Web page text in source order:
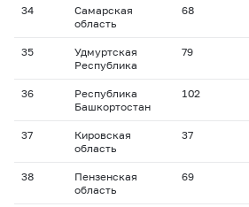
34
Самарская
область
68
35
Удмуртская
Республика
79
36
Республика
Башкортостан
102
37
Кировская
область
37
38
Пензенская
область
69